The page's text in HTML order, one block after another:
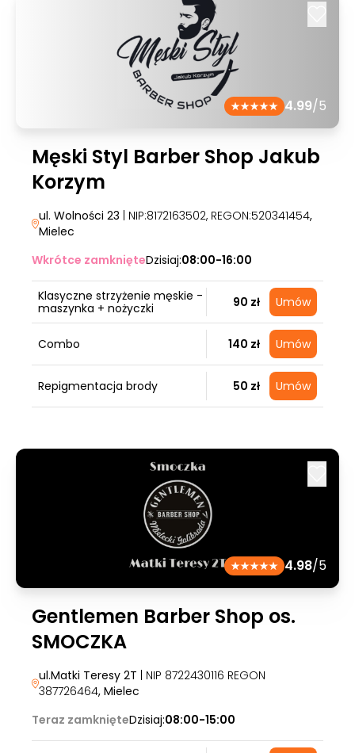
4.99/5
Męski Styl Barber Shop Jakub
Korzym
ul. Wolności 23 | NIP:8172163502, REGON:520341454,
Mielec
Wkrótce zamknięteDzisiaj:08:00-16:00
Klasyczne strzyżenie męskie -
maszynka + nożyczki
90 zł Umów
Combo 140 zł Umów
Repigmentacja brody 50 zł Umów
4.98/5
Gentlemen Barber Shop os.
SMOCZKA
ul.Matki Teresy 2T | NIP 8722430116 REGON
387726464, Mielec
Teraz zamknięteDzisiaj:08:00-15:00